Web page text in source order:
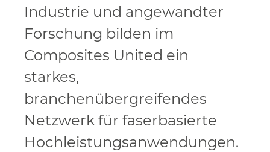
Industrie und angewandter
Forschung bilden im
Composites United ein
starkes,
branchenübergreifendes
Netzwerk für faserbasierte
Hochleistungsanwendungen.